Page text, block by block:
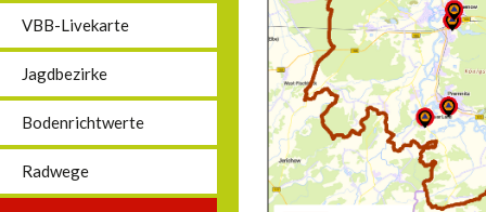
VBB-Livekarte
Jagdbezirke
Bodenrichtwerte
Radwege